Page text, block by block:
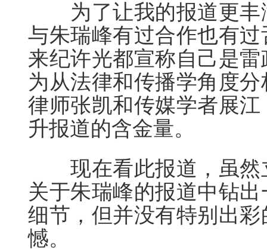
为了让我的报道更丰
与朱瑞峰有过合作也有
来纪许光都宣称自己是
为从法律和传播学角度
律师张凯和传媒学者展
升报道的含金量。
现在看此报道，虽然
关于朱瑞峰的报道中钻
细节，但并没有特别出
憾。